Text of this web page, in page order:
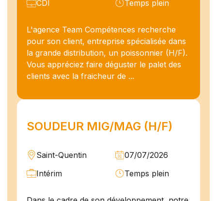
CDI
Temps plein
L'agence Team Compétences recherche
pour son client, entreprise spécialisée dans
la grande distribution, un poissonnier (H/F).
Vous appréciez faire déguster le palet des
clients avec la fraicheur de ...
SOUDEUR MIG/MAG (H/F)
Saint-Quentin
07/07/2026
Intérim
Temps plein